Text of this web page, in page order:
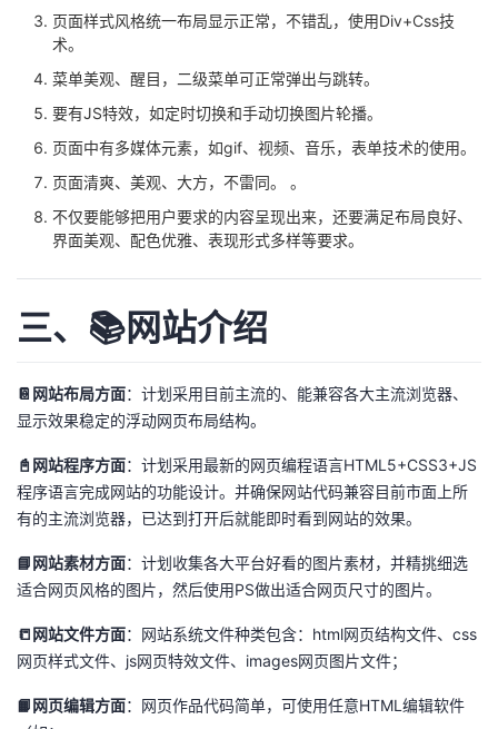
证
实
验
的
收
藏
持
建
页面样式风格统一布局显示正常，不错乱，使用Div+Css技
术。
菜单美观、醒目，二级菜单可正常弹出与跳转。
要有JS特效，如定时切换和手动切换图片轮播。
页面中有多媒体元素，如gif、视频、音乐，表单技术的使用。
页面清爽、美观、大方，不雷同。 。
不仅要能够把用户要求的内容呈现出来，还要满足布局良好、
界面美观、配色优雅、表现形式多样等要求。
三、📚网站介绍
📔网站布局方面：计划采用目前主流的、能兼容各大主流浏览器、
显示效果稳定的浮动网页布局结构。
📓网站程序方面：计划采用最新的网页编程语言HTML5+CSS3+JS
程序语言完成网站的功能设计。并确保网站代码兼容目前市面上所
有的主流浏览器，已达到打开后就能即时看到网站的效果。
📘网站素材方面：计划收集各大平台好看的图片素材，并精挑细选
适合网页风格的图片，然后使用PS做出适合网页尺寸的图片。
📒网站文件方面：网站系统文件种类包含：html网页结构文件、css
网页样式文件、js网页特效文件、images网页图片文件；
📙网页编辑方面：网页作品代码简单，可使用任意HTML编辑软件